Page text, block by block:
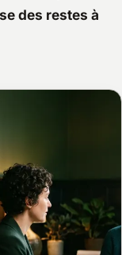
des restes à